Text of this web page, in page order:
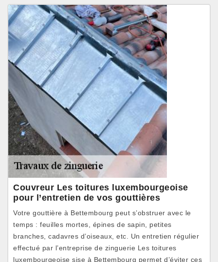
Couvreur Les toitures luxembourgeoise
pour l’entretien de vos gouttières
Votre gouttière à Bettembourg peut s’obstruer avec le
temps : feuilles mortes, épines de sapin, petites
branches, cadavres d’oiseaux, etc. Un entretien régulier
effectué par l’entreprise de zinguerie Les toitures
luxembourgeoise sise à Bettembourg permet d’éviter ces